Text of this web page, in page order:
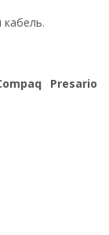
кабель.
Presario